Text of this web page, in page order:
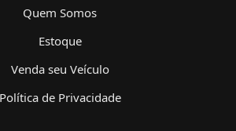
Quem Somos
Estoque
Venda seu Veículo
Política de Privacidade